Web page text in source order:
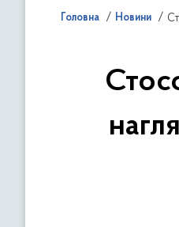
Головна Новини